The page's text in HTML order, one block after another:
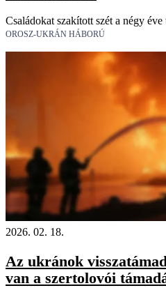
Családokat szakított szét a négy
OROSZ-UKRÁN HÁBORÚ
2026. 02. 18.
Az ukránok
van a szertolovói